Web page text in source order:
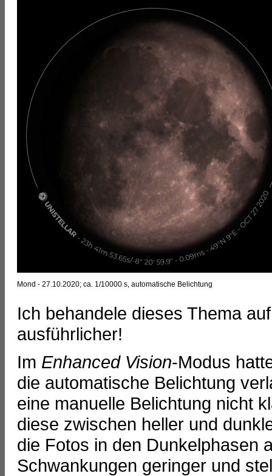
Mond - 27.10.2020; ca. 1/10000 s, automatische Belichtung
Ich behandele dieses Thema
ausführlicher!
Im Enhanced Vision-Modus
die automatische Belichtung
eine manuelle Belichtung nicht
diese zwischen heller und
die Fotos in den Dunkelphasen
Schwankungen geringer und